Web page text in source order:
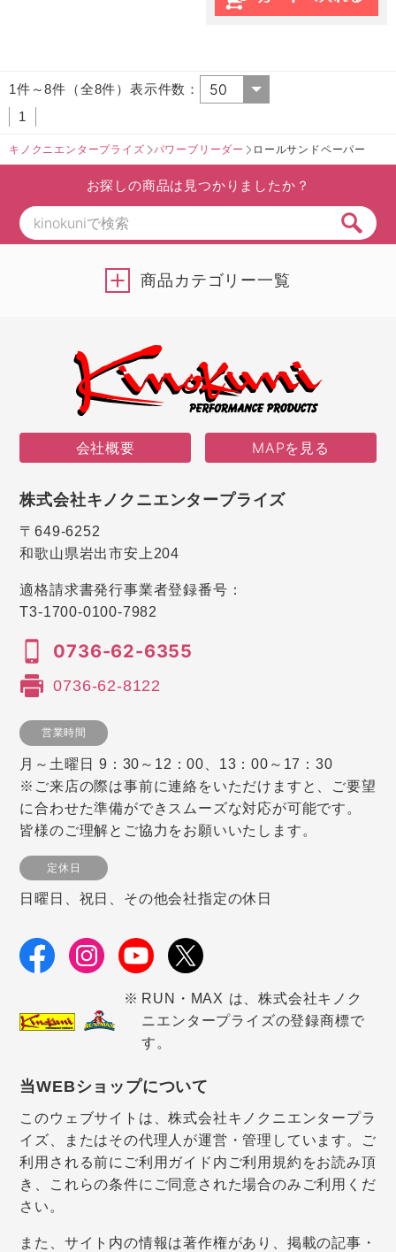
1件～8件（全8件）表示件数：
1
キノクニエンタープライズ パワーブリーダー ロールサンドペーパー
お探しの商品は見つかりましたか？
商品カテゴリー一覧
会社概要 MAPを見る
株式会社キノクニエンタープライズ
〒649-6252
和歌山県岩出市安上204
適格請求書発行事業者登録番号：
T3-1700-0100-7982
0736-62-6355
0736-62-8122
営業時間
月～土曜日 9：30～12：00、13：00～17：30
※ご来店の際は事前に連絡をいただけますと、ご要望
に合わせた準備ができスムーズな対応が可能です。
皆様のご理解とご協力をお願いいたします。
定休日
日曜日、祝日、その他会社指定の休日
RUN・MAX は、株式会社キノク
ニエンタープライズの登録商標で
す。
当WEBショップについて
このウェブサイトは、株式会社キノクニエンタープラ
イズ、またはその代理人が運営・管理しています。ご
利用される前にご利用ガイド内ご利用規約をお読み頂
き、これらの条件にご同意された場合のみご利用くだ
さい。
また、サイト内の情報は著作権があり、掲載の記事・